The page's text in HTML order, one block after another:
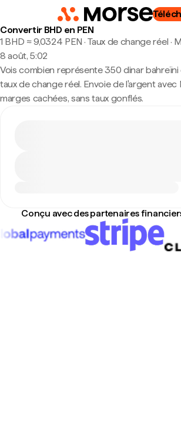
Convertir BHD en PEN
1 BHD ≈ 9,0324 PEN · Taux de change réel ·
8 août, 5:02
Vois combien représente 350 dinar bahreïni
taux de change réel. Envoie de l'argent
marges cachées, sans taux gonflés.
Conçu avec des partenaires